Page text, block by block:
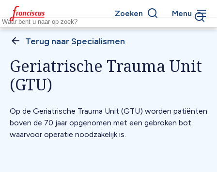
Overslaan
en
naar
gaan
Keywords
Zoeken Menu
Specialismen
Geriatrische Trauma Unit
(GTU)
Op de Geriatrische Trauma Unit (GTU) worden patiënten
boven de 70 jaar opgenomen met een gebroken bot
waarvoor operatie noodzakelijk is.